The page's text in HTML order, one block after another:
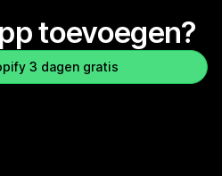
toevoegen?
3 dagen gratis